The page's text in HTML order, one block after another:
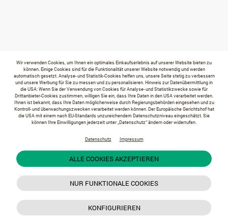
Wir verwenden Cookies, um Ihnen ein optimales Einkaufserlebnis auf unserer Website bieten zu
können. Einige Cookies sind für die Funktionalität unserer Website notwendig und werden
automatisch gesetzt. Analyse- und Statistik-Cookies helfen uns, unsere Seite stetig zu verbessern
und unsere Werbung für Sie zu messen und zu personalisieren. Hinweis zur Datenübermittlung in
die USA: Wenn Sie der Verwendung von Cookies für Analyse- und Statistikzwecke sowie für
Drittanbieter-Cookies zustimmen, willigen Sie ein, dass Ihre Daten in den USA verarbeitet werden.
Ihnen ist bekannt, dass Ihre Daten möglicherweise durch Regierungsbehörden eingesehen und zu
Kontroll- und überwachungszwecken verarbeitet werden können. Der Europäische Gerichtshof hat
die USA mit einem nach EU-Standards unzureichendem Datenschutzniveau eingeschätzt. Sie
können Ihre Einwilligungen jederzeit unter „Datenschutz“ ändern oder widerrufen.
Datenschutz Impressum
ALLE COOKIES AKZEPTIEREN
NUR FUNKTIONALE COOKIES
KONFIGURIEREN